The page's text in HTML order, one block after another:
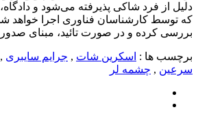
دلیل از فرد شاکی پذیرفته می‌شود و
که توسط کارشناسان فناوری اجرا خواهد
بررسی کرده و در صورت تائید، مبنای
برچسب ها : اسکرین شات , جرایم سایبری ,
سرعین , چشمه لر